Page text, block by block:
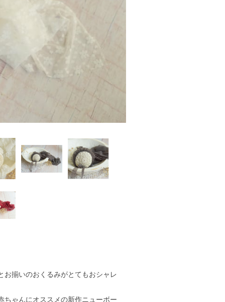
揃いのおくるみがとてもおシャレ
ちゃんにオススメの新作ニューボー